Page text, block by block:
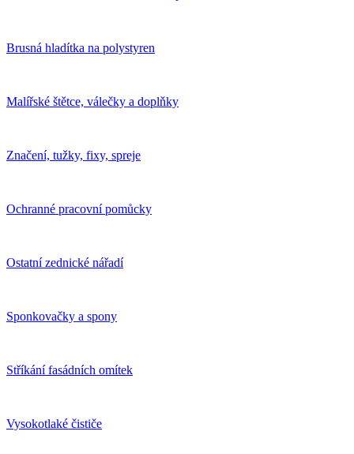
Brusná hladítka na polystyren
Malířské štětce, válečky a doplňky
Značení, tužky, fixy, spreje
Ochranné pracovní pomůcky
Ostatní zednické nářadí
Sponkovačky a spony
Stříkání fasádních omítek
Vysokotlaké čističe